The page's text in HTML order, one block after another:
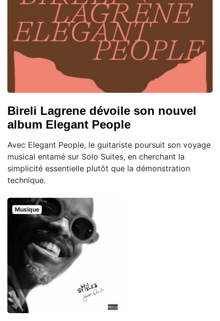
Bireli Lagrene dévoile son nouvel
album Elegant People
Avec Elegant People, le guitariste poursuit son voyage
musical entamé sur Solo Suites, en cherchant la
simplicité essentielle plutôt que la démonstration
technique.
Musique